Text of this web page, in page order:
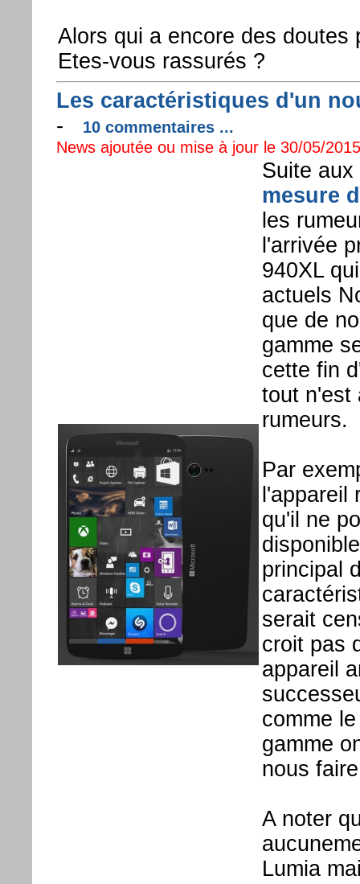
Alors qui a encore des doutes
Etes-vous rassurés ?
Les caractéristiques d'un
-
10 commentaires ...
News ajoutée ou mise à jour le 30/05/
Suite
mesure
les
l'arrivée
940XL
actuels
que de
gamme
cette fin
tout n'est
rumeurs.
Par
l'appareil
qu'il ne
principal
serait
croit pas
appareil
comme
gamme
nous
A noter
Lumia